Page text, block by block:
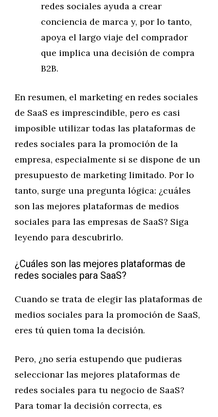
redes sociales ayuda a crear
conciencia de marca y, por lo tanto,
apoya el largo viaje del comprador
que implica una decisión de compra
B2B.
En resumen, el marketing en redes sociales
de SaaS es imprescindible, pero es casi
imposible utilizar todas las plataformas de
redes sociales para la promoción de la
empresa, especialmente si se dispone de un
presupuesto de marketing limitado. Por lo
tanto, surge una pregunta lógica: ¿cuáles
son las mejores plataformas de medios
sociales para las empresas de SaaS? Siga
leyendo para descubrirlo.
¿Cuáles son las mejores plataformas de
redes sociales para SaaS?
Cuando se trata de elegir las plataformas de
medios sociales para la promoción de SaaS,
eres tú quien toma la decisión.
Pero, ¿no sería estupendo que pudieras
seleccionar las mejores plataformas de
redes sociales para tu negocio de SaaS?
Para tomar la decisión correcta, es